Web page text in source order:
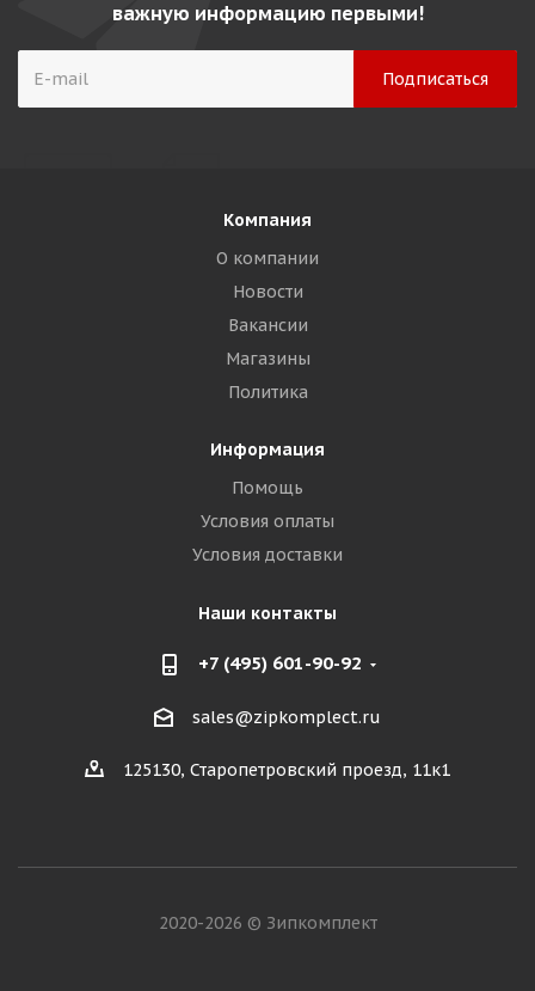
важную информацию первыми!
Компания
О компании
Новости
Вакансии
Магазины
Политика
Информация
Помощь
Условия оплаты
Условия доставки
Наши контакты
+7 (495) 601-90-92
sales@zipkomplect.ru
125130, Старопетровский проезд, 11к1
2020-2026 © Зипкомплект